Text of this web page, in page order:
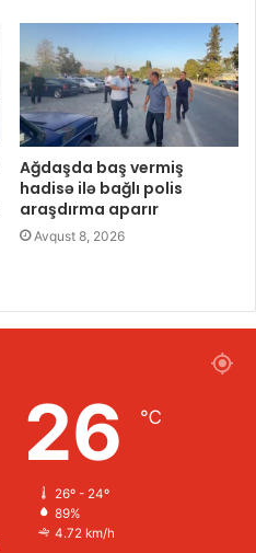
Ağdaşda baş vermiş
hadisə ilə bağlı polis
araşdırma aparır
Avqust 8, 2026
26 ℃
26º - 24º
89%
4.72 km/h